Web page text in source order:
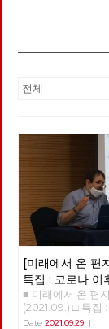
[미래에서 온 편
특집 : 코로나 이
■ 미래에서 온 편
(2021.09.) □ 특집
세계 체제 코로나
Date 2021.09.29 |